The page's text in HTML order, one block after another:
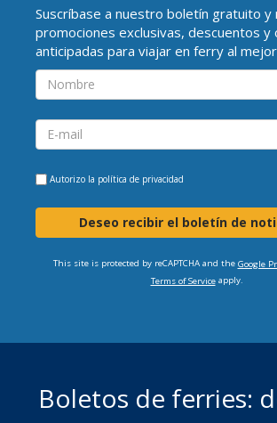
Suscríbase a nuestro boletín gratuito y
promociones exclusivas, descuentos y
anticipadas para viajar en ferry al
Autorizo la política de privacidad
Deseo recibir el boletín de
This site is protected by reCAPTCHA and the Google
Terms of Serviceapply.
Boletos de ferries: